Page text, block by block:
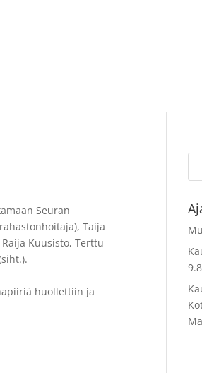
Seuran
Taija
Kuusisto, Terttu
huollettiin ja